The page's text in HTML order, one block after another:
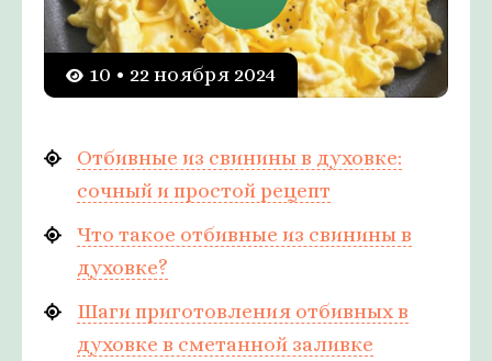
10 • 22 ноября 2024
Отбивные из свинины в духовке:
сочный и простой рецепт
Что такое отбивные из свинины в
духовке?
Шаги приготовления отбивных в
духовке в сметанной заливке